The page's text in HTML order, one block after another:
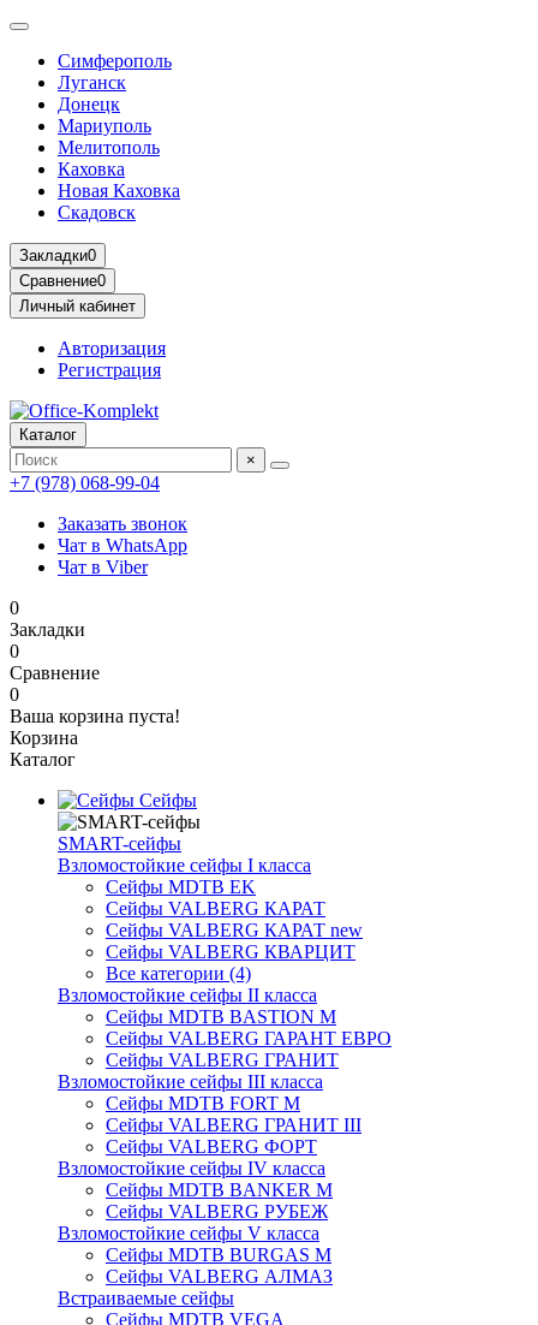
Симферополь
Луганск
Донецк
Мариуполь
Мелитополь
Каховка
Новая Каховка
Скадовск
Закладки0
Сравнение0
Личный кабинет
Авторизация
Регистрация
Каталог
×
+7 (978) 068-99-04
Заказать звонок
Чат в WhatsApp
Чат в Viber
0
Закладки
0
Сравнение
0
Ваша корзина пуста!
Корзина
Каталог
Сейфы
SMART-сейфы
Взломостойкие сейфы I класса
Сейфы MDTB EK
Сейфы VALBERG КАРАТ
Сейфы VALBERG КАРАТ new
Сейфы VALBERG КВАРЦИТ
Все категории (4)
Взломостойкие сейфы II класса
Сейфы MDTB BASTION M
Сейфы VALBERG ГАРАНТ ЕВРО
Сейфы VALBERG ГРАНИТ
Взломостойкие сейфы III класса
Сейфы MDTB FORT M
Сейфы VALBERG ГРАНИТ III
Сейфы VALBERG ФОРТ
Взломостойкие сейфы IV класса
Сейфы MDTB BANKER M
Сейфы VALBERG РУБЕЖ
Взломостойкие сейфы V класса
Сейфы MDTB BURGAS M
Сейфы VALBERG АЛМАЗ
Встраиваемые сейфы
Сейфы MDTB VEGA